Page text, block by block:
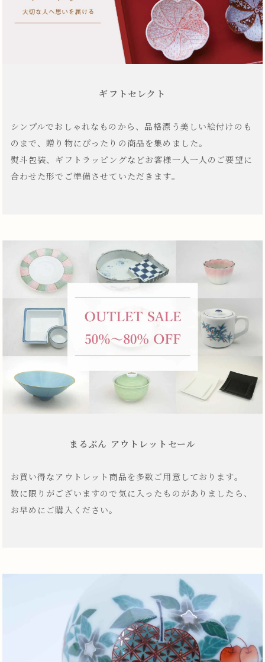
ギフトセレクト
シンプルでおしゃれなものから、品格漂う美しい絵付けのも
のまで、贈り物にぴったりの商品を集めました。
熨斗包装、ギフトラッピングなどお客様一人一人のご要望に
合わせた形でご準備させていただきます。
まるぶん アウトレットセール
お買い得なアウトレット商品を多数ご用意しております。
数に限りがございますので気に入ったものがありましたら、
お早めにご購入ください。